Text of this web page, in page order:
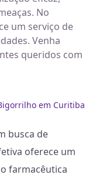
No
um serviço de
Venha
queridos com
em Curitiba
busca de
oferece um
farmacêutica